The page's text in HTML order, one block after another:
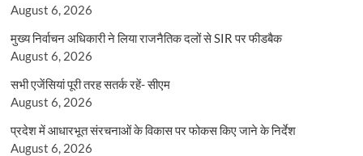
August 6, 2026
मुख्य निर्वाचन अधिकारी ने लिया राजनैतिक दलों से SIR पर फीडबैक
August 6, 2026
सभी एजेंसियां पूरी तरह सतर्क रहें- सीएम
August 6, 2026
प्रदेश में आधारभूत संरचनाओं के विकास पर फोकस किए जाने के निर्देश
August 6, 2026